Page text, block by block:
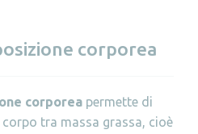
corporea
corporea permette di
tra massa grassa, cioè